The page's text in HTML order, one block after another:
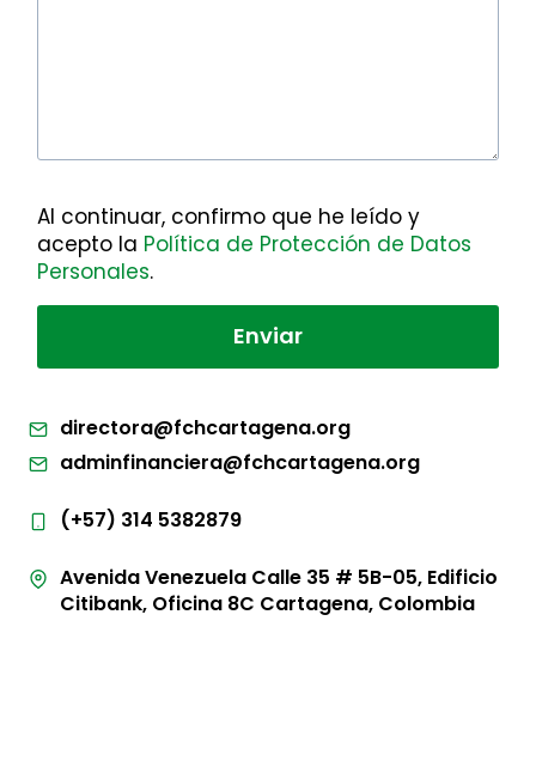
Al continuar, confirmo que he leído y
acepto la Política de Protección de Datos
Personales.
directora@fchcartagena.org
adminfinanciera@fchcartagena.org
(+57) 314 5382879
Avenida Venezuela Calle 35 # 5B-05, Edificio
Citibank, Oficina 8C Cartagena, Colombia